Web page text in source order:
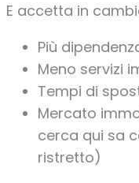
E accetta in
Più
Meno servizi
Tempi di
Mercato
cerca qui sa
ristretto)